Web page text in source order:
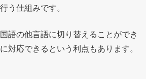
う仕組みです。
語の他言語に切り替えることができ
対応できるという利点もあります。